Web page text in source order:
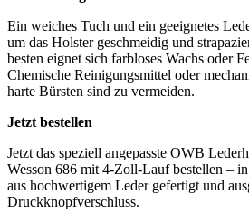
Ein weiches Tuch und ein geeignetes
um das Holster geschmeidig und
besten eignet sich farbloses Wachs oder
Chemische Reinigungsmittel oder
harte Bürsten sind zu vermeiden.
Jetzt bestellen
Jetzt das speziell angepasste OWB
Wesson 686 mit 4-Zoll-Lauf bestellen –
aus hochwertigem Leder gefertigt und
Druckknopfverschluss.